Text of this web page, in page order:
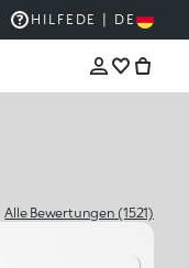
BIS ZU -50 %
HILFE DE | DE
Alle Bewertungen (1521)